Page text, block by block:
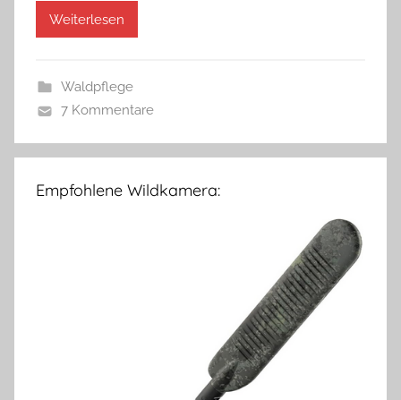
Weiterlesen
Waldpflege
7 Kommentare
Empfohlene Wildkamera: